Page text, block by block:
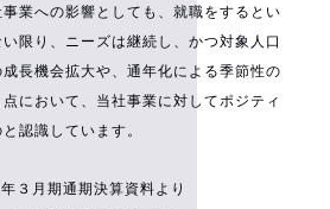
事業への影響としても、就職をするとい
限り、ニーズは継続し、かつ対象人口
長機会拡大や、通年化による季節性の
において、当社事業に対してポジティ
認識しています。
３月期通期決算資料より